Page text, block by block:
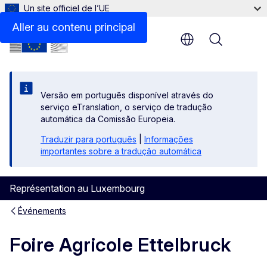
Aller au contenu principal
Un site officiel de l’UE
Versão em português disponível através do
serviço eTranslation, o serviço de tradução
automática da Comissão Europeia.
Traduzir para português
Informações
importantes sobre a tradução automática
Représentation au Luxembourg
Menu
Événements
Foire Agricole Ettelbruck